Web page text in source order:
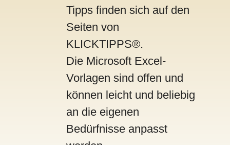
Tipps finden sich auf den
Seiten von
KLICKTIPPS®.
Die Microsoft Excel-
Vorlagen sind offen und
können leicht und beliebig
an die eigenen
Bedürfnisse anpasst